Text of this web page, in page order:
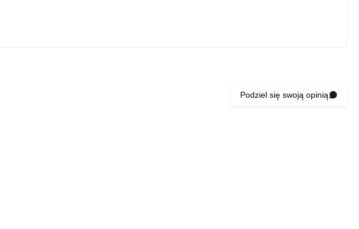
Podziel się swoją opinią